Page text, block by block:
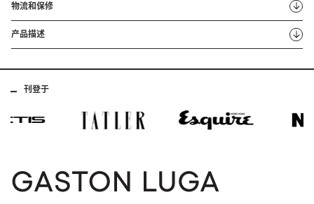
物流和保修
产品描述
刊登于